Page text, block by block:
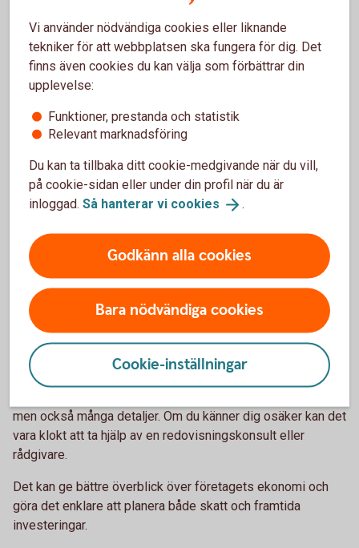
över företagsformen?
Skattereglerna i en enskild firma fungerar bra för många
mindre företag. Men när verksamheten växer kan det ibland
bättre.
aktiebolag är när:
vinsterna blir större och mer stabila
du vill ta in delägare
Att regelbundet se över företagets struktur kan göra det
lättare att anpassa ekonomin efter hur verksamheten
utvecklas.
Ta hjälp om du är osäker
men också många detaljer. Om du känner dig osäker kan det
vara klokt att ta hjälp av en redovisningskonsult eller
rådgivare.
Det kan ge bättre överblick över företagets ekonomi och
göra det enklare att planera både skatt och framtida
investeringar.
Vi använder nödvändiga cookies eller liknande
tekniker för att webbplatsen ska fungera för dig. Det
finns även cookies du kan välja som förbättrar din
upplevelse:
Funktioner, prestanda och statistik
Relevant marknadsföring
Du kan ta tillbaka ditt cookie-medgivande när du vill,
på cookie-sidan eller under din profil när du är
inloggad. Så hanterar vi cookies .
Godkänn alla cookies
Bara nödvändiga cookies
Cookie-inställningar